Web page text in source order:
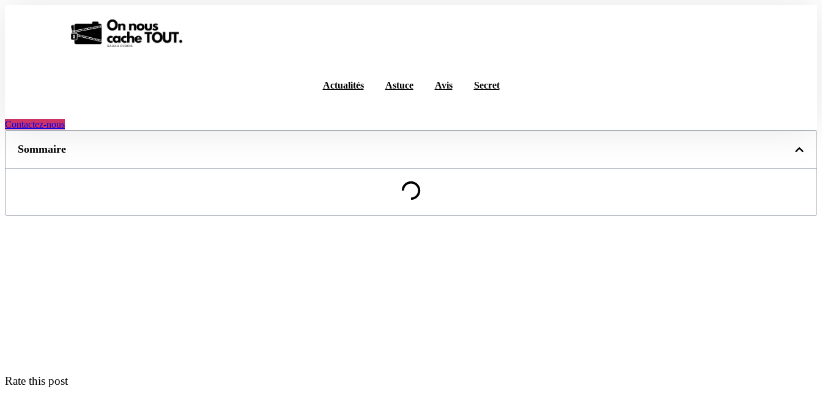
Actualités Astuce Avis Secret
Contactez-nous
Sommaire
Rate this post